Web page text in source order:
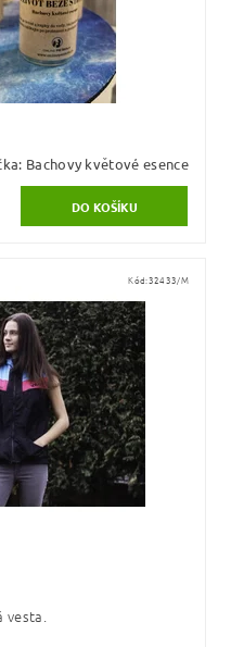
Bachovy květové esence
Kód:32433/M